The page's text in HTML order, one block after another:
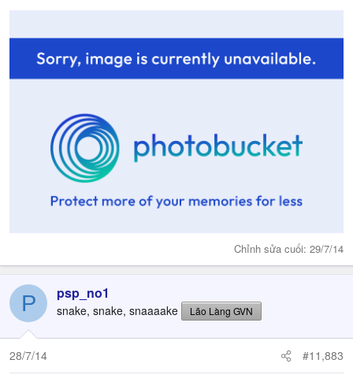
Chỉnh sửa cuối: 29/7/14
P psp_no1
snake, snake, snaaaake Lão Làng GVN
28/7/14 #11,883